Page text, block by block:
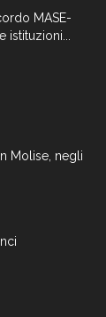
MASE-
istituzioni...
Molise, negli